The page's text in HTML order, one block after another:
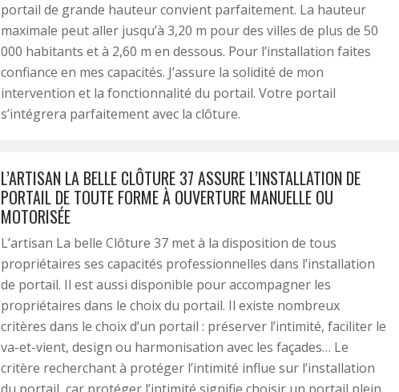
portail de grande hauteur convient parfaitement. La hauteur
maximale peut aller jusqu’à 3,20 m pour des villes de plus de 50
000 habitants et à 2,60 m en dessous. Pour l’installation faites
confiance en mes capacités. J’assure la solidité de mon
intervention et la fonctionnalité du portail. Votre portail
s’intégrera parfaitement avec la clôture.
L’ARTISAN LA BELLE CLÔTURE 37 ASSURE L’INSTALLATION DE
PORTAIL DE TOUTE FORME À OUVERTURE MANUELLE OU
MOTORISÉE
L’artisan La belle Clôture 37 met à la disposition de tous
propriétaires ses capacités professionnelles dans l’installation
de portail. Il est aussi disponible pour accompagner les
propriétaires dans le choix du portail. Il existe nombreux
critères dans le choix d’un portail : préserver l’intimité, faciliter le
va-et-vient, design ou harmonisation avec les façades… Le
critère recherchant à protéger l’intimité influe sur l’installation